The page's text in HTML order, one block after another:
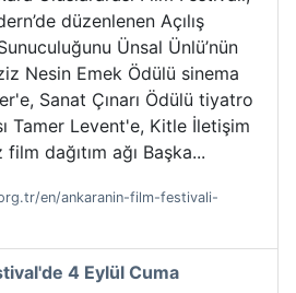
düzenlenen Açılış
Ünsal Ünlü’nün
Nesin Emek Ödülü sinema
Sanat Çınarı Ödülü tiyatro
Tamer Levent'e, Kitle İletişim
film dağıtım ağı Başka...
en/ankaranin-film-festivali-
4 Eylül Cuma